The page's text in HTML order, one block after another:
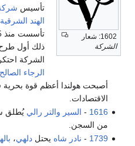
1602: شعار
الشركة
تأسيس
الهند
تأسست منذ 1595، وطرح شهادات
ذلك أول
الشركة
الرجاء الصالح
أصبحت هولندا أعظم قوة
الاقتصادات.
1616
- السير والتر رالي يُطلق
من السجن.
1739
- نادر شاه يحتلدلهي،